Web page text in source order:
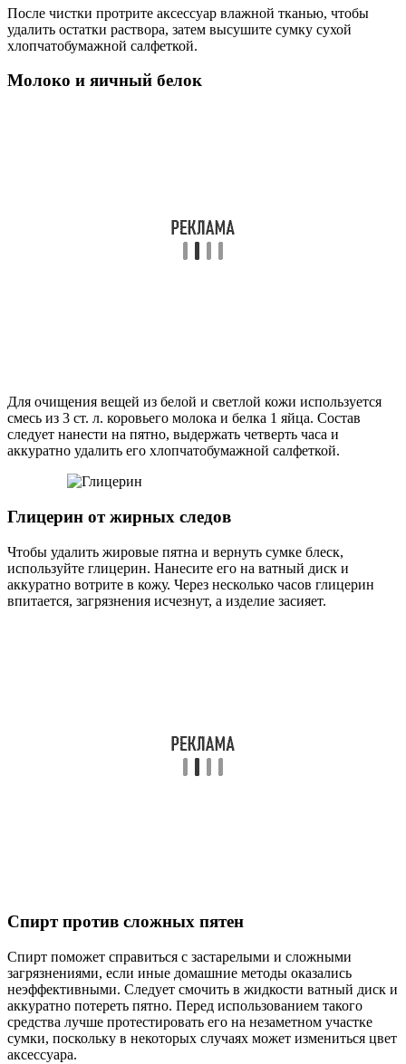
После чистки протрите аксессуар влажной тканью, чтобы
удалить остатки раствора, затем высушите сумку сухой
хлопчатобумажной салфеткой.
Молоко и яичный белок
Для очищения вещей из белой и светлой кожи используется
смесь из 3 ст. л. коровьего молока и белка 1 яйца. Состав
следует нанести на пятно, выдержать четверть часа и
аккуратно удалить его хлопчатобумажной салфеткой.
Глицерин от жирных следов
Чтобы удалить жировые пятна и вернуть сумке блеск,
используйте глицерин. Нанесите его на ватный диск и
аккуратно вотрите в кожу. Через несколько часов глицерин
впитается, загрязнения исчезнут, а изделие засияет.
Спирт против сложных пятен
Спирт поможет справиться с застарелыми и сложными
загрязнениями, если иные домашние методы оказались
неэффективными. Следует смочить в жидкости ватный диск и
аккуратно потереть пятно. Перед использованием такого
средства лучше протестировать его на незаметном участке
сумки, поскольку в некоторых случаях может измениться цвет
аксессуара.